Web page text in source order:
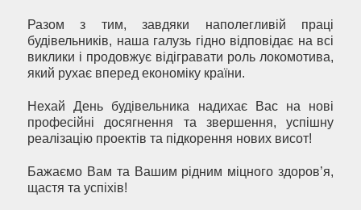
Разом з тим, завдяки наполегливій праці
будівельників, наша галузь гідно відповідає на всі
виклики і продовжує відігравати роль локомотива,
який рухає вперед економіку країни.
Нехай День будівельника надихає Вас на нові
професійні досягнення та звершення, успішну
реалізацію проектів та підкорення нових висот!
Бажаємо Вам та Вашим рідним міцного здоров’я,
щастя та успіхів!